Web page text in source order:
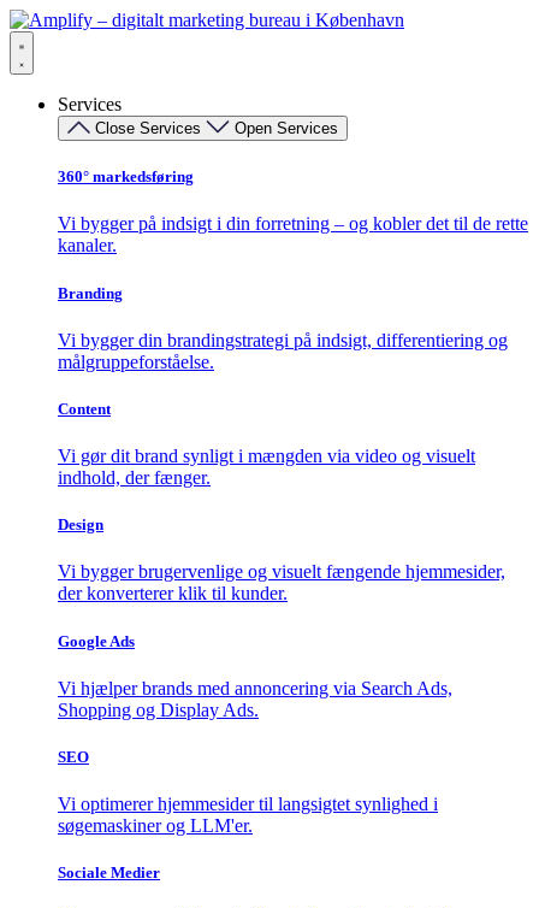
Videre
til
indhold
Services
Close Services Open Services
360° markedsføring​
Vi bygger på indsigt i din forretning – og kobler det til de rette
kanaler.
Branding
Vi bygger din brandingstrategi på indsigt, differentiering og
målgruppeforståelse.
Content
Vi gør dit brand synligt i mængden via video og visuelt
indhold, der fænger.
Design
Vi bygger brugervenlige og visuelt fængende hjemmesider,
der konverterer klik til kunder.
Google Ads
Vi hjælper brands med annoncering via Search Ads,
Shopping og Display Ads.
SEO
Vi optimerer hjemmesider til langsigtet synlighed i
søgemaskiner og LLM'er.
Sociale Medier